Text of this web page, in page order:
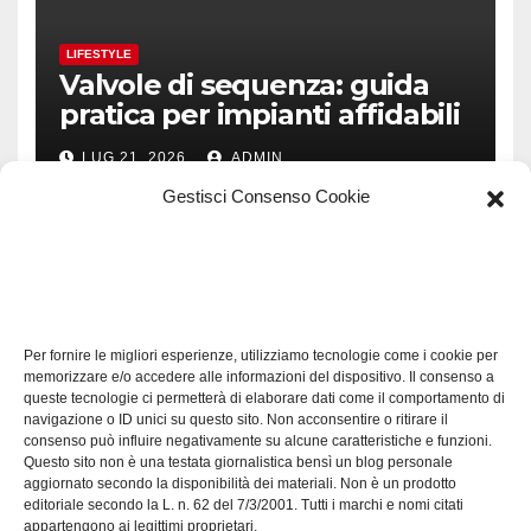
Gestisci Consenso Cookie
Per fornire le migliori esperienze, utilizziamo tecnologie come i cookie per
memorizzare e/o accedere alle informazioni del dispositivo. Il consenso a
queste tecnologie ci permetterà di elaborare dati come il comportamento di
navigazione o ID unici su questo sito. Non acconsentire o ritirare il
consenso può influire negativamente su alcune caratteristiche e funzioni.
Questo sito non è una testata giornalistica bensì un blog personale
aggiornato secondo la disponibilità dei materiali. Non è un prodotto
editoriale secondo la L. n. 62 del 7/3/2001. Tutti i marchi e nomi citati
appartengono ai legittimi proprietari.
LIFESTYLE
Valvole di sequenza: guida
pratica per impianti affidabili
LUG 21, 2026 ADMIN
guida pratica alla scelta
efficace
LUG 17, 2026 ADMIN